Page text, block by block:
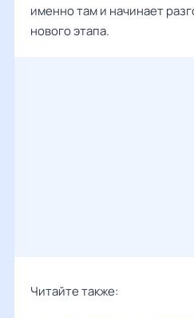
именно там и начинает
нового этапа.
Читайте также: